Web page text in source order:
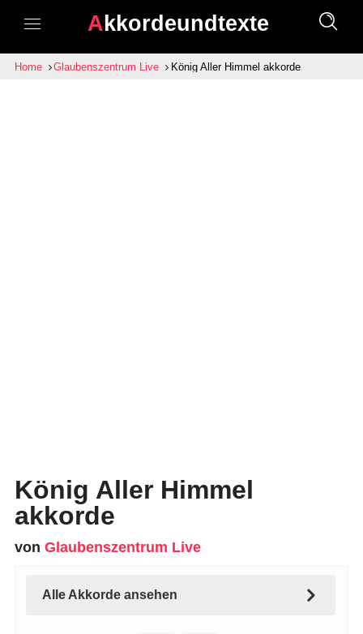
Akkordeundtexte
Home Glaubenszentrum Live König Aller Himmel akkorde
König Aller Himmel
akkorde
von Glaubenszentrum Live
Alle Akkorde ansehen